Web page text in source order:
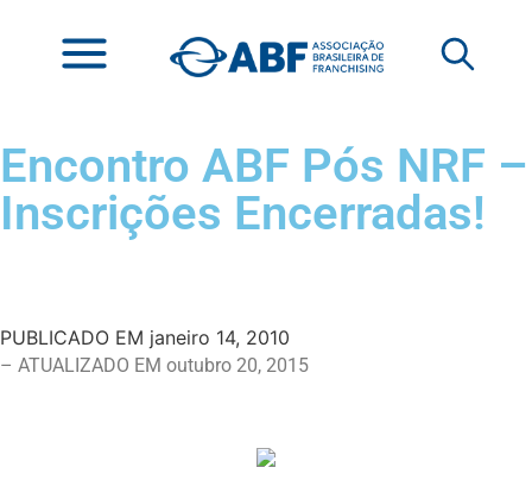
Encontro ABF Pós NRF –
Inscrições Encerradas!
PUBLICADO EM janeiro 14, 2010
– ATUALIZADO EM outubro 20, 2015